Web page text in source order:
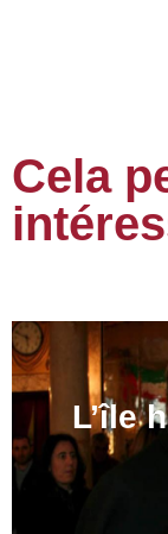
Cela
L’île